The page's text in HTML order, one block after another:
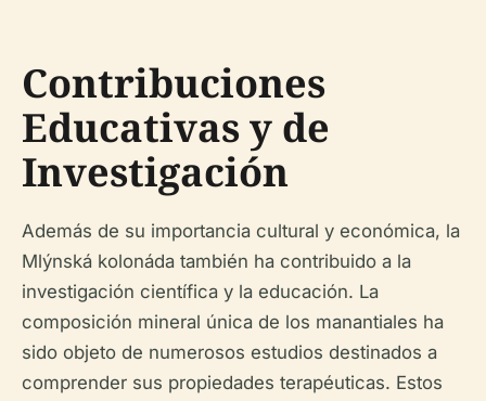
Contribuciones
Educativas y de
Investigación
Además de su importancia cultural y económica, la
Mlýnská kolonáda también ha contribuido a la
investigación científica y la educación. La
composición mineral única de los manantiales ha
sido objeto de numerosos estudios destinados a
comprender sus propiedades terapéuticas. Estos